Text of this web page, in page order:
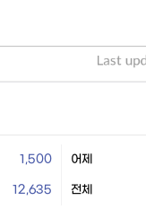
1,500 어제
12,635 전체